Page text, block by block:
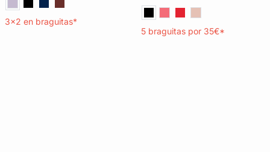
3x2 en braguitas*
5 braguitas por 35€*